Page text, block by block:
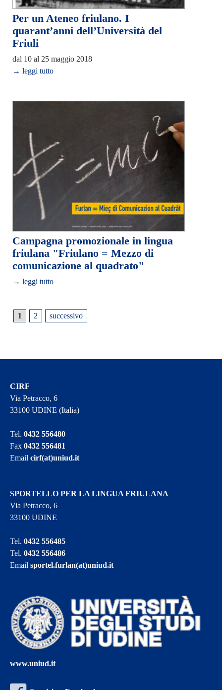
Per un Ateneo friulano. I
quarant’anni dell’Università del
Friuli
dal 10 al 25 maggio 2018
→ leggi tutto
Campagna promozionale in lingua
friulana "Friulano = Mezzo di
comunicazione al quadrato"
→ leggi tutto
1 2 successivo
CIRF
Via Petracco, 6
33100 UDINE (Italia)
Tel.0432 556480
Fax0432 556481
Emailcirf(at)uniud.it
SPORTELLO PER LA LINGUA FRIULANA
Via Petracco, 6
33100 UDINE
Tel.0432 556485
Tel.0432 556486
Emailsportel.furlan(at)uniud.it
www.uniud.it